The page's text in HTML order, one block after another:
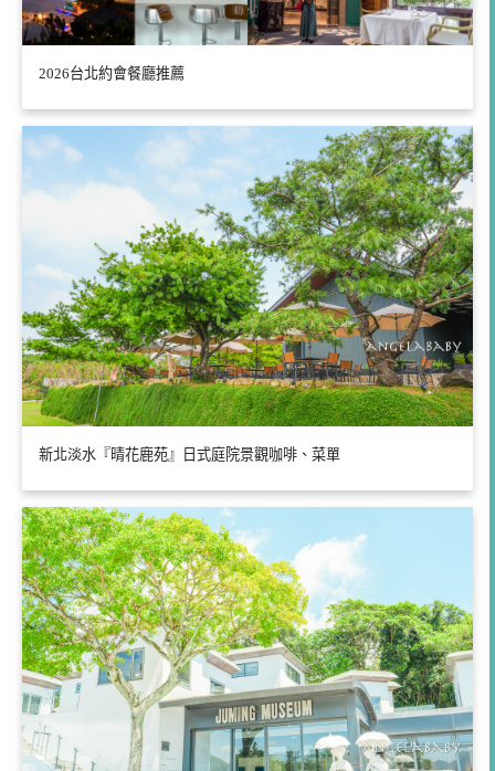
2026台北約會餐廳推薦
新北淡水『晴花鹿苑』日式庭院景觀咖啡、菜單